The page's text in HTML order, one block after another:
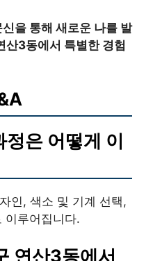
을 통해 새로운 나를 발
산3동에서 특별한 경험
정은 어떻게 이
인, 색소 및 기계 선택,
이루어집니다.
연산3동에서